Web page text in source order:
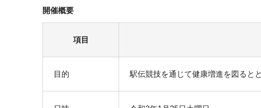
開催概要
項目
目的 駅伝競技を通じて健康増進を図ると